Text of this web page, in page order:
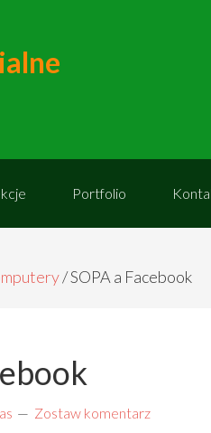
Portfolio
/SOPA a Facebook
Zostaw komentarz